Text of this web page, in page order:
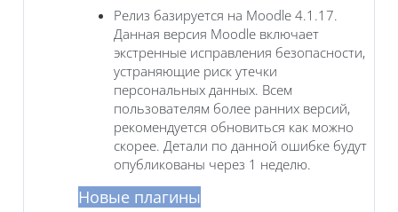
Релиз базируется на Moodle 4.1.17.
Данная версия Moodle включает
экстренные исправления безопасности,
устраняющие риск утечки
персональных данных. Всем
пользователям более ранних версий,
рекомендуется обновиться как можно
скорее. Детали по данной ошибке будут
опубликованы через 1 неделю.
Новые плагины